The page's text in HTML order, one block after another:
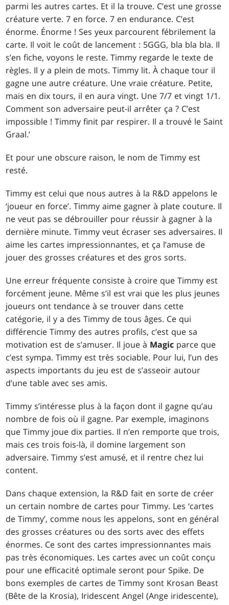
parmi les autres cartes. Et il la trouve. C’est une grosse
créature verte. 7 en force. 7 en endurance. C’est
énorme. Énorme ! Ses yeux parcourent fébrilement la
carte. Il voit le coût de lancement : 5GGG, bla bla bla. Il
s’en fiche, voyons le reste. Timmy regarde le texte de
règles. Il y a plein de mots. Timmy lit. À chaque tour il
gagne une autre créature. Une vraie créature. Petite,
mais en dix tours, il en aura vingt. Une 7/7 et vingt 1/1.
Comment son adversaire peut-il arrêter ça ? C’est
impossible ! Timmy finit par respirer. Il a trouvé le Saint
Graal.’
Et pour une obscure raison, le nom de Timmy est
resté.
Timmy est celui que nous autres à la R&D appelons le
‘joueur en force’. Timmy aime gagner à plate couture. Il
ne veut pas se débrouiller pour réussir à gagner à la
dernière minute. Timmy veut écraser ses adversaires. Il
aime les cartes impressionnantes, et ça l’amuse de
jouer des grosses créatures et des gros sorts.
Une erreur fréquente consiste à croire que Timmy est
forcément jeune. Même s’il est vrai que les plus jeunes
joueurs ont tendance à se trouver dans cette
catégorie, il y a des Timmy de tous âges. Ce qui
différencie Timmy des autres profils, c’est que sa
motivation est de s’amuser. Il joue à Magic parce que
c’est sympa. Timmy est très sociable. Pour lui, l’un des
aspects importants du jeu est de s’asseoir autour
d’une table avec ses amis.
Timmy s’intéresse plus à la façon dont il gagne qu’au
nombre de fois où il gagne. Par exemple, imaginons
que Timmy joue dix parties. Il n’en remporte que trois,
mais ces trois fois-là, il domine largement son
adversaire. Timmy s’est amusé, et il rentre chez lui
content.
Dans chaque extension, la R&D fait en sorte de créer
un certain nombre de cartes pour Timmy. Les ‘cartes
de Timmy’, comme nous les appelons, sont en général
des grosses créatures ou des sorts avec des effets
énormes. Ce sont des cartes impressionnantes mais
pas très économiques. Les cartes avec un coût conçu
pour une efficacité optimale seront pour Spike. De
bons exemples de cartes de Timmy sont Krosan Beast
(Bête de la Krosia), Iridescent Angel (Ange iridescente),